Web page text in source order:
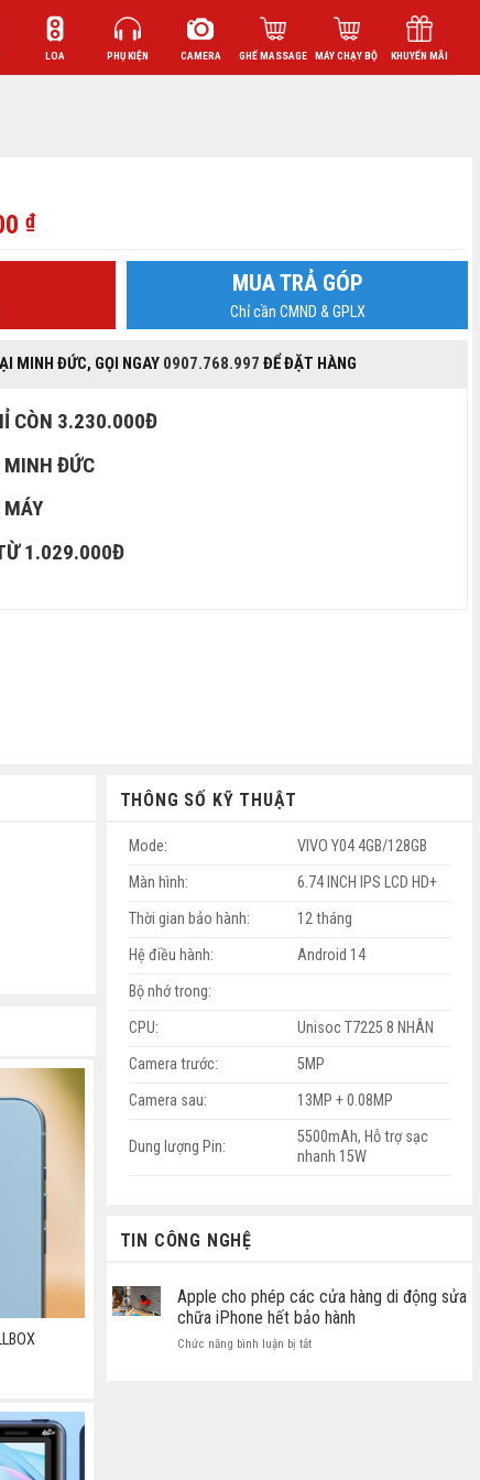
LOA PHỤ KIỆN CAMERA GHẾ MASSAGE MÁY CHẠY BỘ KHUYẾN MÃI
₫.
₫Giá
3.230.000 ₫.
MUA TRẢ GÓP
Chỉ cần CMND & GPLX
MINH ĐỨC, GỌI NGAY 0907.768.997 ĐỂ ĐẶT HÀNG
CÒN 3.230.000Đ
MINH ĐỨC
MÁY
1.029.000Đ
THÔNG SỐ KỸ THUẬT
Mode:
VIVO Y04 4GB/128GB
Màn hình:
6.74 INCH IPS LCD HD+
Thời gian bảo hành:
12 tháng
Hệ điều hành:
Android 14
Bộ nhớ trong:
CPU:
Unisoc T7225 8 NHÂN
Camera trước:
5MP
Camera sau:
13MP + 0.08MP
Dung lượng Pin:
5500mAh, Hỗ trợ sạc
nhanh 15W
TIN CÔNG NGHỆ
Apple cho phép các cửa hàng di động sửa
chữa iPhone hết bảo hành
Chức năng bình luận bị tắtở